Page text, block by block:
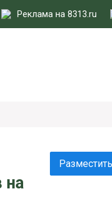
Реклама на 8313.ru
на